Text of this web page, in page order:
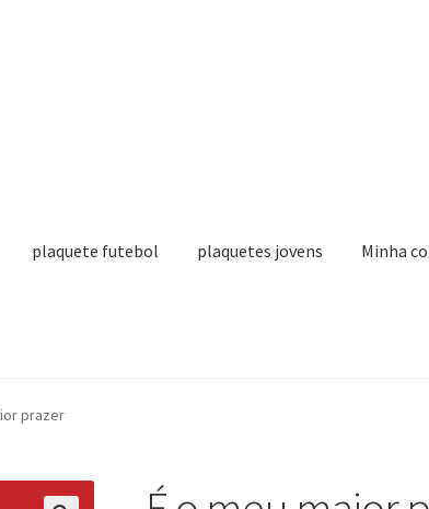
plaquete futebol plaquetes jovens Minha
do Afiliado
prazer